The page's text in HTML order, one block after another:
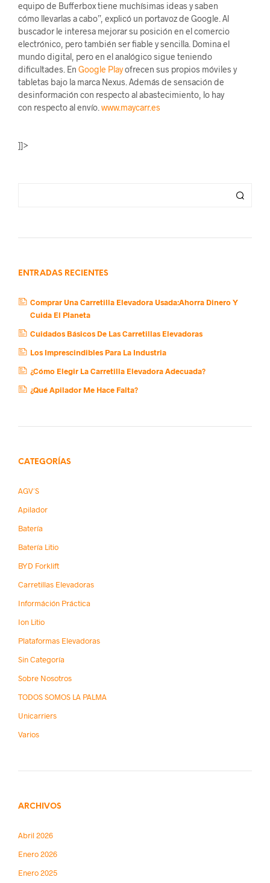
equipo de Bufferbox tiene muchísimas ideas y saben
cómo llevarlas a cabo”, explicó un portavoz de Google. Al
buscador le interesa mejorar su posición en el comercio
electrónico, pero también ser fiable y sencilla. Domina el
mundo digital, pero en el analógico sigue teniendo
dificultades. En Google Playofrecen sus propios móviles y
tabletas bajo la marca Nexus. Además de sensación de
desinformación con respecto al abastecimiento, lo hay
con respecto al envío. www.maycarr.es
]]>
ENTRADAS RECIENTES
Comprar Una Carretilla Elevadora Usada:Ahorra Dinero Y
Cuida El Planeta
Cuidados Básicos De Las Carretillas Elevadoras
Los Imprescindibles Para La Industria
¿Cómo Elegir La Carretilla Elevadora Adecuada?
¿Qué Apilador Me Hace Falta?
CATEGORÍAS
AGV´s
Apilador
Batería
Batería Litio
BYD Forklift
Carretillas Elevadoras
Információn Práctica
Ion Litio
Plataformas Elevadoras
Sin Categoría
Sobre Nosotros
TODOS SOMOS LA PALMA
Unicarriers
Varios
ARCHIVOS
Abril 2026
Enero 2026
Enero 2025